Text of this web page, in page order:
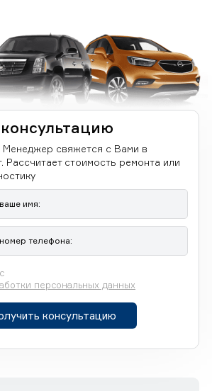
Менеджер свяжется с Вами в
Рассчитает стоимость ремонта или
персональных данных
консультацию